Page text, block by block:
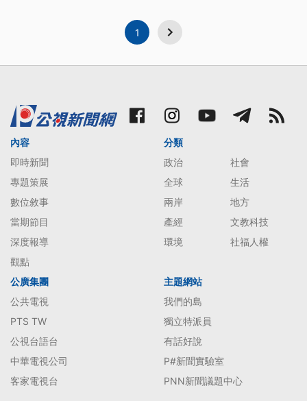
1
內容
即時新聞
專題策展
數位敘事
當期節目
深度報導
觀點
分類
政治
社會
全球
生活
兩岸
地方
產經
文教科技
環境
社福人權
公廣集團
公共電視
PTS TW
公視台語台
中華電視公司
客家電視台
主題網站
我們的島
獨立特派員
有話好說
P#新聞實驗室
PNN新聞議題中心